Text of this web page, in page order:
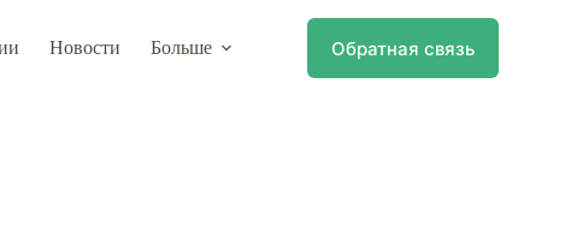
Новости Больше Обратная связь